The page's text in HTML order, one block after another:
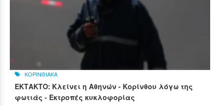
ΚΟΡΙΝΘΙΑΚΑ
ΕΚΤΑΚΤΟ: Κλείνει η Αθηνών - Κορίνθου λόγω της
φωτιάς - Εκτροπές κυκλοφορίας